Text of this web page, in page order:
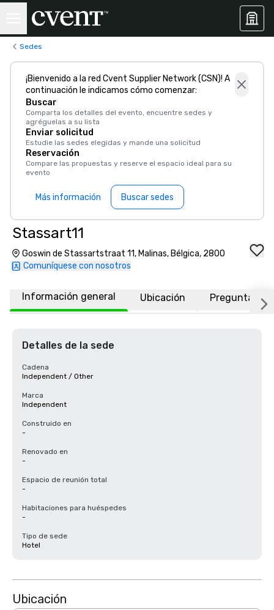
Sedes
¡Bienvenido a la red Cvent Supplier Network (CSN)! A
continuación le indicamos cómo comenzar:
Buscar
Comparta los detalles del evento, encuentre sedes y
agréguelas a su lista
Enviar solicitud
Estudie las sedes elegidas y mande una solicitud
Reservación
Compare las propuestas y reserve el espacio ideal para su
evento
Más información Buscar sedes
Stassart11
Goswin de Stassartstraat 11, Malinas, Bélgica, 2800
Comuníquese con nosotros
Información general Ubicación Preguntas
Detalles de la sede
Cadena
Independent / Other
Marca
Independent
Construido en
-
Renovado en
-
Espacio de reunión total
-
Habitaciones para huéspedes
-
Tipo de sede
Hotel
Ubicación